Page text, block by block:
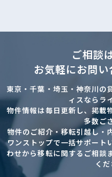
ご相談
お気軽にお問い
東京・千葉・埼玉・神奈川の
ィスならラ
物件情報は毎日更新し、掲載
多数ご
物件のご紹介・移転引越し・
ワンストップで一括サポート
わせから移転に関するご相談
くだ